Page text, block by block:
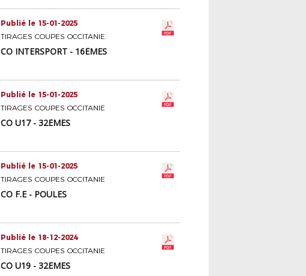
Publié le 15-01-2025
TIRAGES COUPES OCCITANIE
CO INTERSPORT - 16ÈMES
Publié le 15-01-2025
TIRAGES COUPES OCCITANIE
CO U17 - 32ÈMES
Publié le 15-01-2025
TIRAGES COUPES OCCITANIE
CO F.E - POULES
Publié le 18-12-2024
TIRAGES COUPES OCCITANIE
CO U19 - 32ÈMES